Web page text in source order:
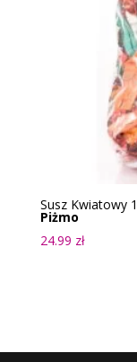
Susz Kwiatowy
Piżmo
24.99 zł